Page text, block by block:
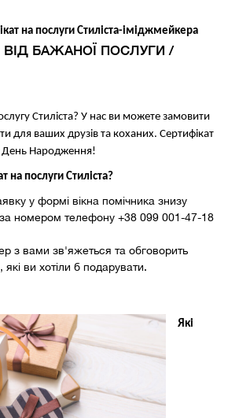
на послуги Стиліста-іміджмейкера
БАЖАНОЇ ПОСЛУГИ /
Стиліста? У нас ви можете замовити
для ваших друзів та коханих. Сертифікат
День Народження!
на послуги Стиліста?
у формі вікна помічника знизу
номером телефону +38 099 001-47-18
з вами зв'яжеться та обговорить
які ви хотіли б подарувати.
Які